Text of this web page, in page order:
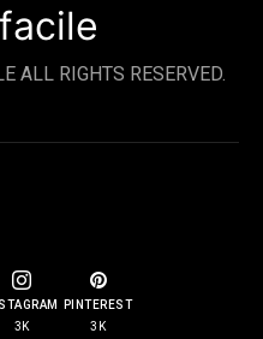
ALL RIGHTS RESERVED.
3K
PINTEREST
3K